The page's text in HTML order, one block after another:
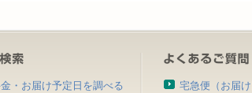
・お届け予定日を調べる
宅急便（お届け